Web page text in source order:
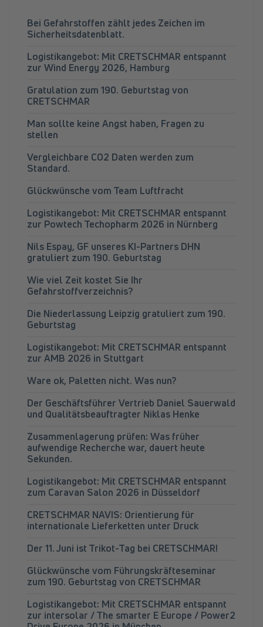
Bei Gefahrstoffen zählt jedes Zeichen im
Sicherheitsdatenblatt.
Logistikangebot: Mit CRETSCHMAR entspannt
zur Wind Energy 2026, Hamburg
Gratulation zum 190. Geburtstag von
CRETSCHMAR
Man sollte keine Angst haben, Fragen zu
stellen
Vergleichbare CO2 Daten werden zum
Standard.
Glückwünsche vom Team Luftfracht
Logistikangebot: Mit CRETSCHMAR entspannt
zur Powtech Techopharm 2026 in Nürnberg
Nils Espay, GF unseres KI-Partners DHN
gratuliert zum 190. Geburtstag
Wie viel Zeit kostet Sie Ihr
Gefahrstoffverzeichnis?
Die Niederlassung Leipzig gratuliert zum 190.
Geburtstag
Logistikangebot: Mit CRETSCHMAR entspannt
zur AMB 2026 in Stuttgart
Ware ok, Paletten nicht. Was nun?
Der Geschäftsführer Vertrieb Daniel Sauerwald
und Qualitätsbeauftragter Niklas Henke
Zusammenlagerung prüfen: Was früher
aufwendige Recherche war, dauert heute
Sekunden.
Logistikangebot: Mit CRETSCHMAR entspannt
zum Caravan Salon 2026 in Düsseldorf
CRETSCHMAR NAVIS: Orientierung für
internationale Lieferketten unter Druck
Der 11. Juni ist Trikot-Tag bei CRETSCHMAR!
Glückwünsche vom Führungskräfteseminar
zum 190. Geburtstag von CRETSCHMAR
Logistikangebot: Mit CRETSCHMAR entspannt
zur intersolar / The smarter E Europe / Power2